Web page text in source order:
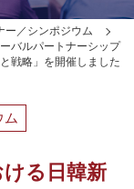
ー／シンポジウム
バルパートナーシップ
戦略」を開催しました
ム
る日韓新